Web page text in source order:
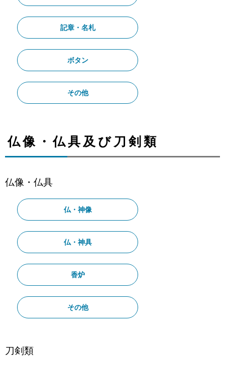
記章・名札
ボタン
その他
仏像・仏具及び刀剣類
仏像・仏具
仏・神像
仏・神具
香炉
その他
刀剣類